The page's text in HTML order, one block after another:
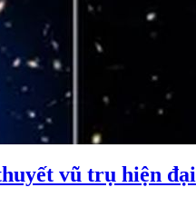
vũ trụ hiện đại